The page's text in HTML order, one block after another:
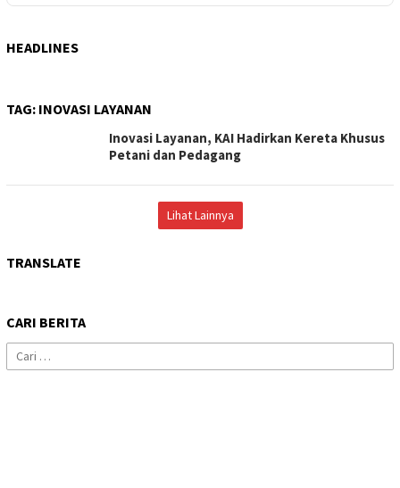
HEADLINES
TAG: INOVASI LAYANAN
Inovasi Layanan, KAI Hadirkan Kereta Khusus
Petani dan Pedagang
Lihat Lainnya
TRANSLATE
CARI BERITA
Cari
untuk: